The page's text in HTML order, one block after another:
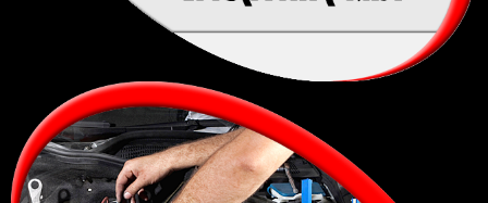
למגזין האלקטרוני